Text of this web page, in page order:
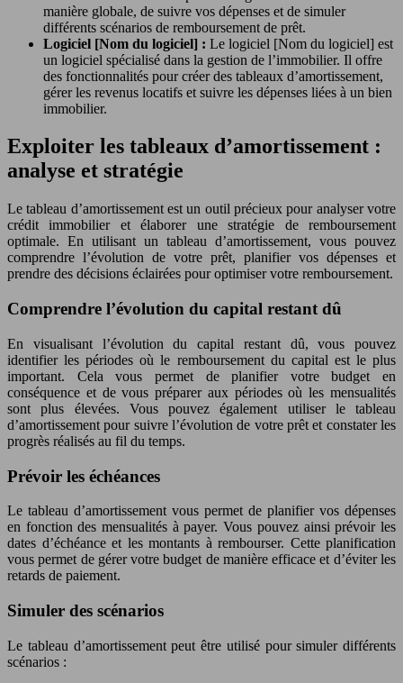
manière globale, de suivre vos dépenses et de simuler
différents scénarios de remboursement de prêt.
Logiciel [Nom du logiciel] : Le logiciel [Nom du logiciel] est
un logiciel spécialisé dans la gestion de l’immobilier. Il offre
des fonctionnalités pour créer des tableaux d’amortissement,
gérer les revenus locatifs et suivre les dépenses liées à un bien
immobilier.
Exploiter les tableaux d’amortissement :
analyse et stratégie
Le tableau d’amortissement est un outil précieux pour analyser votre
crédit immobilier et élaborer une stratégie de remboursement
optimale. En utilisant un tableau d’amortissement, vous pouvez
comprendre l’évolution de votre prêt, planifier vos dépenses et
prendre des décisions éclairées pour optimiser votre remboursement.
Comprendre l’évolution du capital restant dû
En visualisant l’évolution du capital restant dû, vous pouvez
identifier les périodes où le remboursement du capital est le plus
important. Cela vous permet de planifier votre budget en
conséquence et de vous préparer aux périodes où les mensualités
sont plus élevées. Vous pouvez également utiliser le tableau
d’amortissement pour suivre l’évolution de votre prêt et constater les
progrès réalisés au fil du temps.
Prévoir les échéances
Le tableau d’amortissement vous permet de planifier vos dépenses
en fonction des mensualités à payer. Vous pouvez ainsi prévoir les
dates d’échéance et les montants à rembourser. Cette planification
vous permet de gérer votre budget de manière efficace et d’éviter les
retards de paiement.
Simuler des scénarios
Le tableau d’amortissement peut être utilisé pour simuler différents
scénarios :